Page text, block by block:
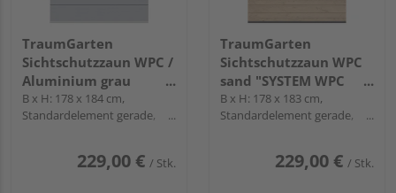
TraumGarten
Sichtschutzzaun WPC /
Aluminium grau
"SYSTEM WPC XL"
B x H: 178 x 184 cm,
Standardelement gerade,
229,00 € / Stk.
TraumGarten
Sichtschutzzaun WPC
sand "SYSTEM WPC
CLASSIC"
B x H: 178 x 183 cm,
Standardelement gerade,
229,00 € / Stk.